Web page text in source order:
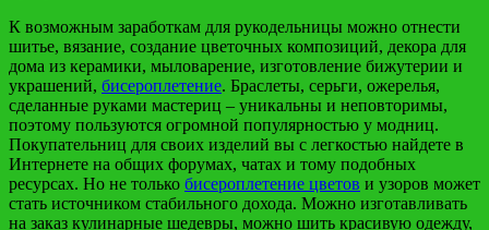
К возможным заработкам для рукодельницы можно отнести
шитье, вязание, создание цветочных композиций, декора для
дома из керамики, мыловарение, изготовление бижутерии и
украшений, бисероплетение. Браслеты, серьги, ожерелья,
сделанные руками мастериц – уникальны и неповторимы,
поэтому пользуются огромной популярностью у модниц.
Покупательниц для своих изделий вы с легкостью найдете в
Интернете на общих форумах, чатах и тому подобных
ресурсах. Но не только бисероплетение цветов и узоров может
стать источником стабильного дохода. Можно изготавливать
на заказ кулинарные шедевры, можно шить красивую одежду,